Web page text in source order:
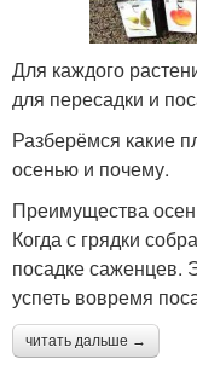
Для каждого
для пересадки и
Разберёмся какие
осенью и почему.
Преимущества
Когда с грядки
посадке саженцев.
успеть вовремя
читать дальше →